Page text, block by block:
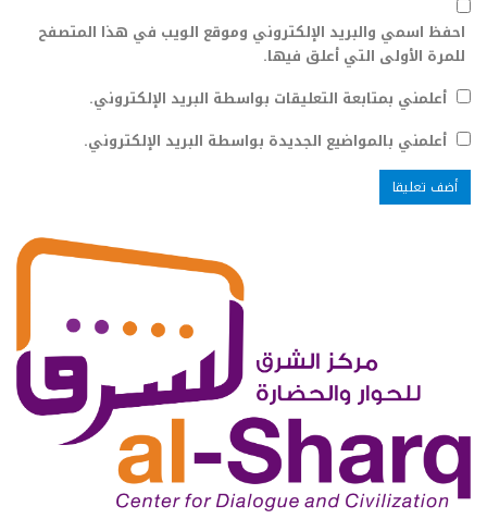
احفظ اسمي والبريد الإلكتروني وموقع الويب في هذا المتصفح
للمرة الأولى التي أعلق فيها.
أعلمني بمتابعة التعليقات بواسطة البريد الإلكتروني.
أعلمني بالمواضيع الجديدة بواسطة البريد الإلكتروني.